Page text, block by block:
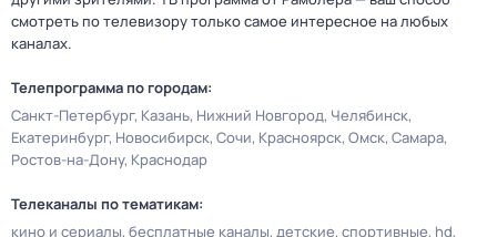
смотреть по телевизору только самое интересное на любых
каналах.
Телепрограмма по городам:
Санкт-Петербург Казань Нижний Новгород Челябинск
Екатеринбург Новосибирск Сочи Красноярск Омск Самара
Ростов-на-Дону Краснодар
Телеканалы по тематикам:
кино и сериалы бесплатные каналы детские спортивные hd